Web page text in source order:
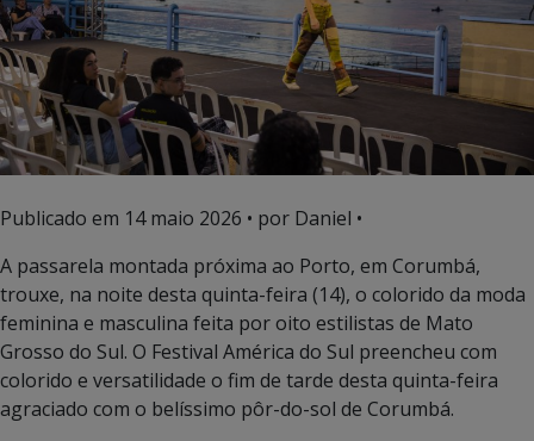
Publicado em 14 maio 2026 • por Daniel •
A passarela montada próxima ao Porto, em Corumbá,
trouxe, na noite desta quinta-feira (14), o colorido da moda
feminina e masculina feita por oito estilistas de Mato
Grosso do Sul. O Festival América do Sul preencheu com
colorido e versatilidade o fim de tarde desta quinta-feira
agraciado com o belíssimo pôr-do-sol de Corumbá.